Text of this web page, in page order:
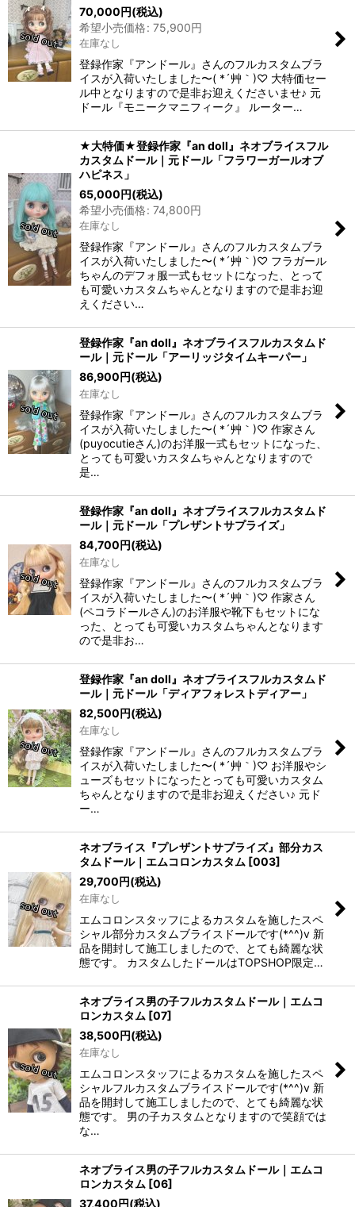
70,000円(税込)
希望小売価格: 75,900円
在庫なし
登録作家『アンドール』さんのフルカスタムブラ
イスが入荷いたしました〜( *´艸｀)♡ 大特価セー
ル中となりますので是非お迎えくださいませ♪ 元
ドール『モニークマニフィーク』 ルーター…
★大特価★登録作家『an doll』ネオブライスフル
カスタムドール｜元ドール「フラワーガールオブ
ハピネス」
65,000円(税込)
希望小売価格: 74,800円
在庫なし
登録作家『アンドール』さんのフルカスタムブラ
イスが入荷いたしました〜( *´艸｀)♡ フラガール
ちゃんのデフォ服一式もセットになった、とって
も可愛いカスタムちゃんとなりますので是非お迎
えください…
登録作家『an doll』ネオブライスフルカスタムド
ール｜元ドール「アーリッジタイムキーパー」
86,900円(税込)
在庫なし
登録作家『アンドール』さんのフルカスタムブラ
イスが入荷いたしました〜( *´艸｀)♡ 作家さん
(puyocutieさん)のお洋服一式もセットになった、
とっても可愛いカスタムちゃんとなりますので
是…
登録作家『an doll』ネオブライスフルカスタムド
ール｜元ドール「プレザントサプライズ」
84,700円(税込)
在庫なし
登録作家『アンドール』さんのフルカスタムブラ
イスが入荷いたしました〜( *´艸｀)♡ 作家さん
(ペコラドールさん)のお洋服や靴下もセットにな
った、とっても可愛いカスタムちゃんとなります
ので是非お…
登録作家『an doll』ネオブライスフルカスタムド
ール｜元ドール「ディアフォレストディアー」
82,500円(税込)
在庫なし
登録作家『アンドール』さんのフルカスタムブラ
イスが入荷いたしました〜( *´艸｀)♡ お洋服やシ
ューズもセットになったとっても可愛いカスタム
ちゃんとなりますので是非お迎えください♪ 元ド
ー…
ネオブライス『プレザントサプライズ』部分カス
タムドール｜エムコロンカスタム [003]
29,700円(税込)
在庫なし
エムコロンスタッフによるカスタムを施したスペ
シャル部分カスタムブライスドールです(*^^)v 新
品を開封して施工しましたので、とても綺麗な状
態です。 カスタムしたドールはTOPSHOP限定…
ネオブライス男の子フルカスタムドール｜エムコ
ロンカスタム [07]
38,500円(税込)
在庫なし
エムコロンスタッフによるカスタムを施したスペ
シャルフルカスタムブライスドールです(*^^)v 新
品を開封して施工しましたので、とても綺麗な状
態です。 男の子カスタムとなりますので笑顔では
な…
ネオブライス男の子フルカスタムドール｜エムコ
ロンカスタム [06]
37,400円(税込)